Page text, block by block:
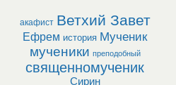
акафист Ветхий Завет
Ефрем история Мученик
мученики преподобный
священномученик
Сирин